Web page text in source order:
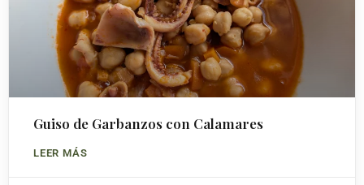
Guiso de Garbanzos con Calamares
LEER MÁS